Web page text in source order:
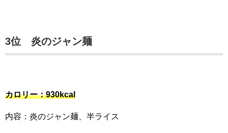
3位 炎のジャン麺
カロリー：930kcal
内容：炎のジャン麺、半ライス